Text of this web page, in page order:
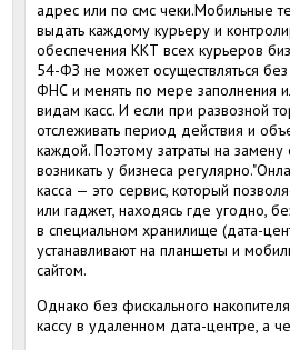
адрес или по смс чеки.Мобильные
выдать каждому курьеру и
обеспечения ККТ всех курьеров
54-ФЗ не может осуществляться
ФНС и менять по мере заполнения
видам касс. И если при развозной
отслеживать период действия и
каждой. Поэтому затраты на замену
возникать у бизнеса
касса — это сервис, который
или гаджет, находясь где угодно,
в специальном хранилище (дата-
устанавливают на планшеты и
сайтом.
Однако без фискального
кассу в удаленном дата-центре, а